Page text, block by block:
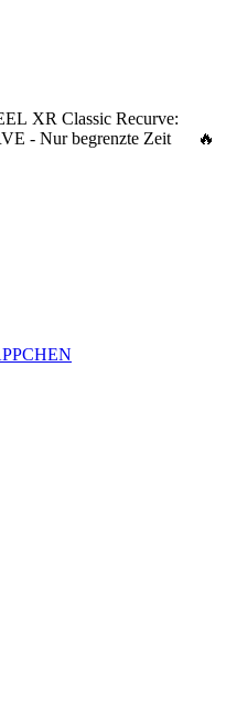
XR Classic Recurve:
- Nur begrenzte Zeit 🔥